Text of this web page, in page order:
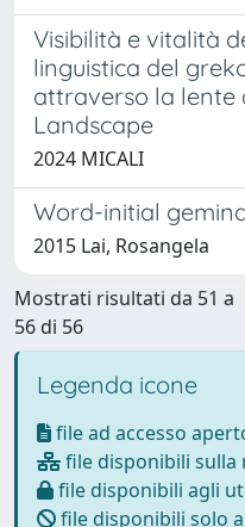
Visibilità e vitalità
linguistica del
attraverso la lente
Landscape
2024 MICALI
Word-initial
2015 Lai, Rosangela
Mostrati risultati da 51 a
56 di 56
Legenda icone
file ad accesso
file disponibili sulla
file disponibili agli
file disponibili solo